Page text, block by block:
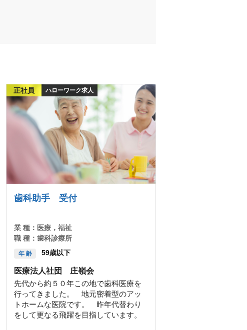
正社員 ハローワーク求人
歯科助手 受付
業 種： 医療，福祉
職 種： 歯科診療所
年 齢 59歳以下
医療法人社団 庄嶺会
先代から約５０年この地で歯科医療を
行ってきました。 地元密着型のアッ
トホームな医院です。 昨年代替わり
をして更なる飛躍を目指しています。